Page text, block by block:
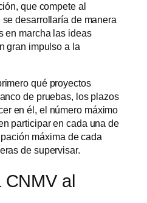
que compete al
desarrollaría de manera
en marcha las ideas
gran impulso a la
qué proyectos
de pruebas, los plazos
en él, el número máximo
participar en cada una de
máxima de cada
de supervisar.
CNMV al